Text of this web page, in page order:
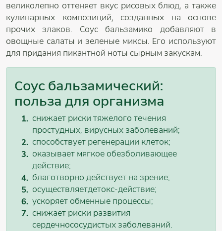
великолепно оттеняет вкус рисовых блюд, а также
кулинарных композиций, созданных на основе
прочих злаков. Соус бальзамико добавляют в
овощные салаты и зеленые миксы. Его используют
для придания пикантной ноты сырным закускам.
Соус бальзамический:
польза для организма
снижает риски тяжелого течения
простудных, вирусных заболеваний;
способствует регенерации клеток;
оказывает мягкое обезболивающее
действие;
благотворно действует на зрение;
осуществляетдетокс-действие;
ускоряет обменные процессы;
снижает риски развития
сердечнососудистых заболеваний.